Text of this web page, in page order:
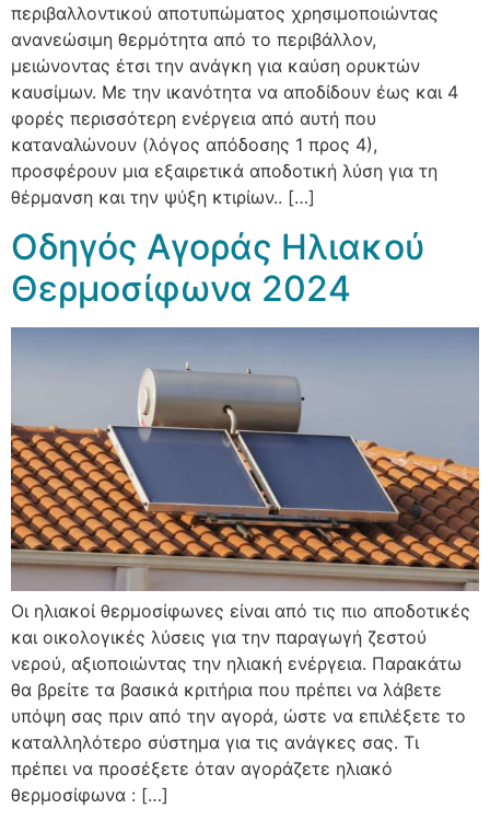
περιβαλλοντικού αποτυπώματος χρησιμοποιώντας
ανανεώσιμη θερμότητα από το περιβάλλον,
μειώνοντας έτσι την ανάγκη για καύση ορυκτών
καυσίμων. Με την ικανότητα να αποδίδουν έως και 4
φορές περισσότερη ενέργεια από αυτή που
καταναλώνουν (λόγος απόδοσης 1 προς 4),
προσφέρουν μια εξαιρετικά αποδοτική λύση για τη
θέρμανση και την ψύξη κτιρίων.. […]
Οδηγός Αγοράς Ηλιακού
Θερμοσίφωνα 2024
Οι ηλιακοί θερμοσίφωνες είναι από τις πιο αποδοτικές
και οικολογικές λύσεις για την παραγωγή ζεστού
νερού, αξιοποιώντας την ηλιακή ενέργεια. Παρακάτω
θα βρείτε τα βασικά κριτήρια που πρέπει να λάβετε
υπόψη σας πριν από την αγορά, ώστε να επιλέξετε το
καταλληλότερο σύστημα για τις ανάγκες σας. Τι
πρέπει να προσέξετε όταν αγοράζετε ηλιακό
θερμοσίφωνα : […]